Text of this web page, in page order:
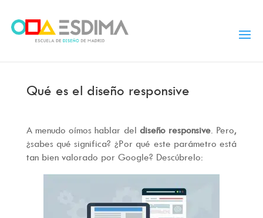
Qué es el diseño responsive
A menudo oímos hablar del diseño responsive. Pero,
¿sabes qué significa? ¿Por qué este parámetro está
tan bien valorado por Google? Descúbrelo: